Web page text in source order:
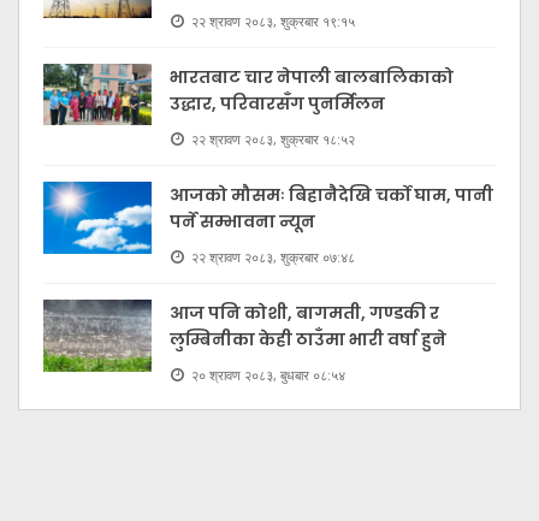
२२ श्रावण २०८३, शुक्रबार १९:१५
भारतबाट चार नेपाली बालबालिकाको
उद्धार, परिवारसँग पुनर्मिलन
२२ श्रावण २०८३, शुक्रबार १८:५२
आजको मौसमः बिहानैदेखि चर्को घाम, पानी
पर्ने सम्भावना न्यून
२२ श्रावण २०८३, शुक्रबार ०७:४८
आज पनि कोशी, बागमती, गण्डकी र
लुम्बिनीका केही ठाउँमा भारी वर्षा हुने
२० श्रावण २०८३, बुधबार ०८:५४